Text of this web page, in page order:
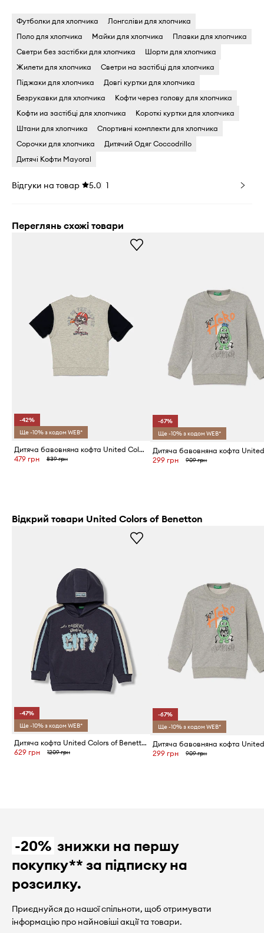
Футболки для хлопчика
Лонгсліви для хлопчика
Поло для хлопчика
Майки для хлопчика
Плавки для хлопчика
Светри без застібки для хлопчика
Шорти для хлопчика
Жилети для хлопчика
Светри на застібці для хлопчика
Піджаки для хлопчика
Довгі куртки для хлопчика
Безрукавки для хлопчика
Кофти через голову для хлопчика
Кофти иа застібці для хлопчика
Короткі куртки для хлопчика
Штани для хлопчика
Спортивні комплекти для хлопчика
Сорочки для хлопчика
Дитячий Одяг Coccodrillo
Дитячі Кофти Mayoral
Відгуки на товар 5.0 1
Переглянь схожі товари
-42%
Ще -10% з кодом WEB*
Дитяча бавовняна кофта United Colors of Benetton
479 грн
839 грн
-67%
Ще -10% з кодом WEB*
299 грн 909 грн
Відкрий товари United Colors of Benetton
-47%
Ще -10% з кодом WEB*
Дитяча кофта United Colors of Benetton
629 грн
1209 грн
-67%
Ще -10% з кодом WEB*
299 грн 909 грн
-20% знижки на першу
покупку** за підписку на
розсилку.
Приєднуйся до нашої спільноти, щоб отримувати
інформацію про найновіші акції та товари.